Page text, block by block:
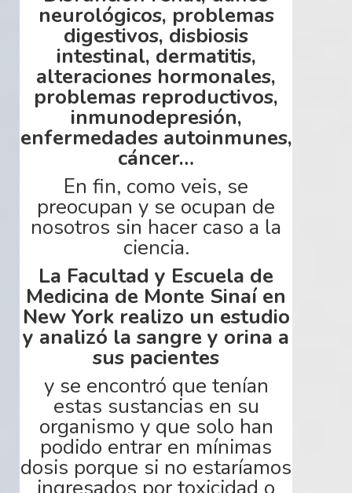
neurológicos, problemas
digestivos, disbiosis
intestinal, dermatitis,
alteraciones hormonales,
problemas reproductivos,
inmunodepresión,
enfermedades autoinmunes,
cáncer…
En fin, como veis, se
preocupan y se ocupan de
nosotros sin hacer caso a la
ciencia.
La Facultad y Escuela de
Medicina de Monte Sinaíen
New York realizo un estudio
y analizó la sangre y orina a
sus pacientes
y se encontró que tenían
estas sustancias en su
organismo y que solo han
podido entrar en mínimas
dosis porque si no estaríamos